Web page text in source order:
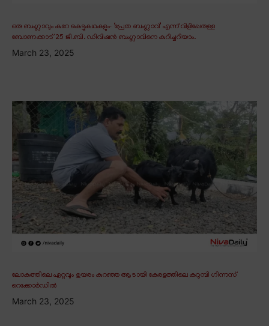
ഒരു ബംഗ്ലാവും കുറേ കെട്ടുകഥകളും∙ ‘പ്രേത ബംഗ്ലാവ്’ എന്ന് വിളിപ്പേരുള്ള
ബോണക്കാട് 25 ജി.ബി. ഡിവിഷൻ ബംഗ്ലാവിനെ കുറിച്ചറിയാം.
March 23, 2025
ലോകത്തിലെ ഏറ്റവും ഉയരം കുറഞ്ഞ ആടായി കേരളത്തിലെ കറുമ്പി ഗിന്നസ്
റെക്കോർഡിൽ
March 23, 2025